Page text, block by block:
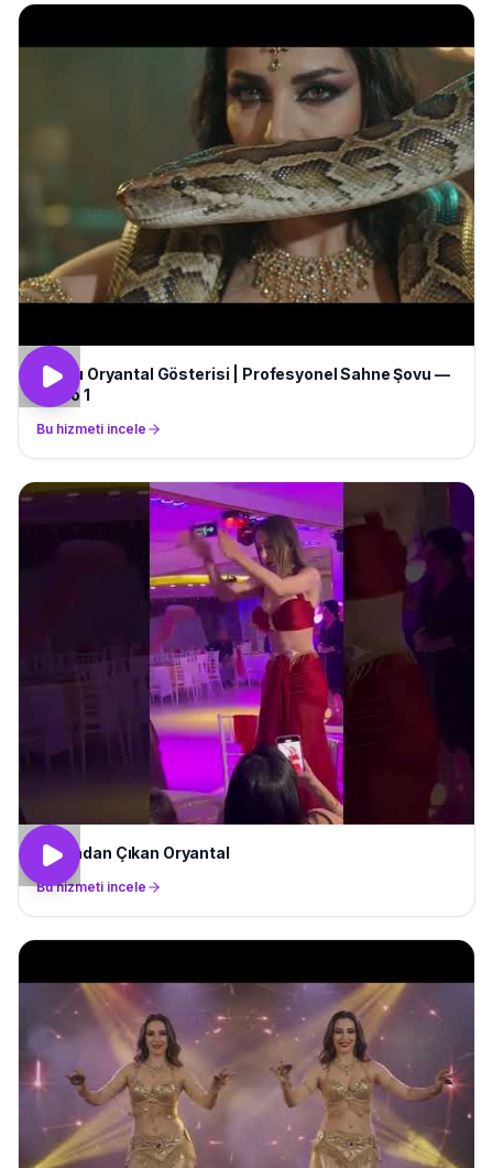
Yılanlı Oryantal Gösterisi | Profesyonel Sahne Şovu —
Video 1
Bu hizmeti incele
Pastadan Çıkan Oryantal
Bu hizmeti incele